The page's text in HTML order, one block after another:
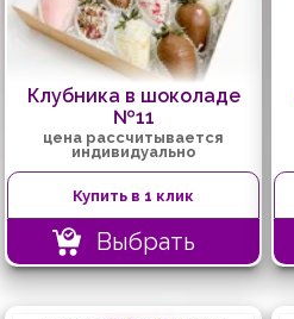
Клубника в шоколаде
№11
цена рассчитывается
индивидуально
Купить в 1 клик
Выбрать